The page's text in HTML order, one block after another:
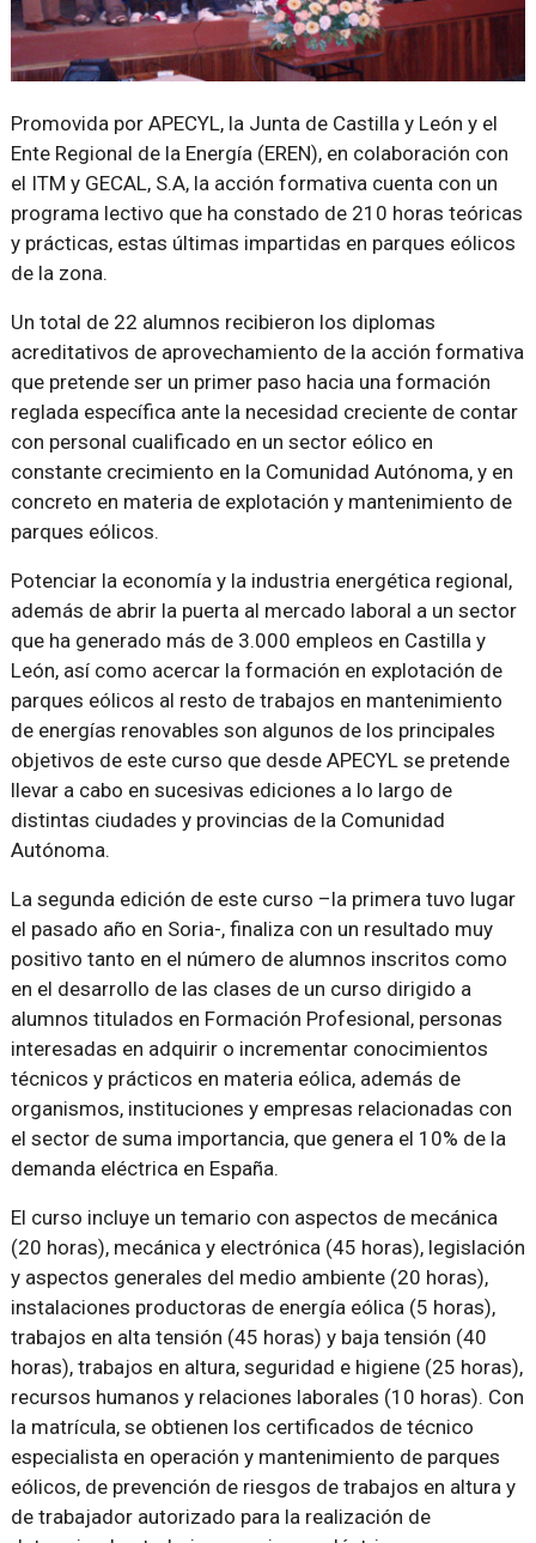
Promovida por APECYL, la Junta de Castilla y León y el
Ente Regional de la Energía (EREN), en colaboración con
el ITM y GECAL, S.A, la acción formativa cuenta con un
programa lectivo que ha constado de 210 horas teóricas
y prácticas, estas últimas impartidas en parques eólicos
de la zona.
Un total de 22 alumnos recibieron los diplomas
acreditativos de aprovechamiento de la acción formativa
que pretende ser un primer paso hacia una formación
reglada específica ante la necesidad creciente de contar
con personal cualificado en un sector eólico en
constante crecimiento en la Comunidad Autónoma, y en
concreto en materia de explotación y mantenimiento de
parques eólicos.
Potenciar la economía y la industria energética regional,
además de abrir la puerta al mercado laboral a un sector
que ha generado más de 3.000 empleos en Castilla y
León, así como acercar la formación en explotación de
parques eólicos al resto de trabajos en mantenimiento
de energías renovables son algunos de los principales
objetivos de este curso que desde APECYL se pretende
llevar a cabo en sucesivas ediciones a lo largo de
distintas ciudades y provincias de la Comunidad
Autónoma.
La segunda edición de este curso –la primera tuvo lugar
el pasado año en Soria-, finaliza con un resultado muy
positivo tanto en el número de alumnos inscritos como
en el desarrollo de las clases de un curso dirigido a
alumnos titulados en Formación Profesional, personas
interesadas en adquirir o incrementar conocimientos
técnicos y prácticos en materia eólica, además de
organismos, instituciones y empresas relacionadas con
el sector de suma importancia, que genera el 10% de la
demanda eléctrica en España.
El curso incluye un temario con aspectos de mecánica
(20 horas), mecánica y electrónica (45 horas), legislación
y aspectos generales del medio ambiente (20 horas),
instalaciones productoras de energía eólica (5 horas),
trabajos en alta tensión (45 horas) y baja tensión (40
horas), trabajos en altura, seguridad e higiene (25 horas),
recursos humanos y relaciones laborales (10 horas). Con
la matrícula, se obtienen los certificados de técnico
especialista en operación y mantenimiento de parques
eólicos, de prevención de riesgos de trabajos en altura y
de trabajador autorizado para la realización de